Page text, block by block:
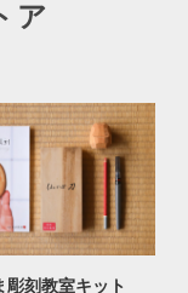
ア
彫刻教室キット